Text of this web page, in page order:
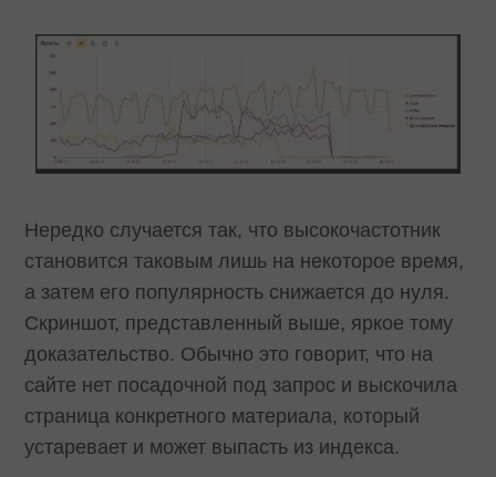
Нередко случается так, что высокочастотник
становится таковым лишь на некоторое время,
а затем его популярность снижается до нуля.
Скриншот, представленный выше, яркое тому
доказательство. Обычно это говорит, что на
сайте нет посадочной под запрос и выскочила
страница конкретного материала, который
устаревает и может выпасть из индекса.